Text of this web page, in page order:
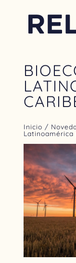
Inicio /
Latinoamérica